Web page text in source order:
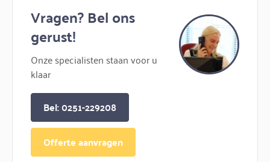
Vragen? Bel ons
gerust!
Onze specialisten staan voor u
klaar
Bel: 0251-229208
Offerte aanvragen